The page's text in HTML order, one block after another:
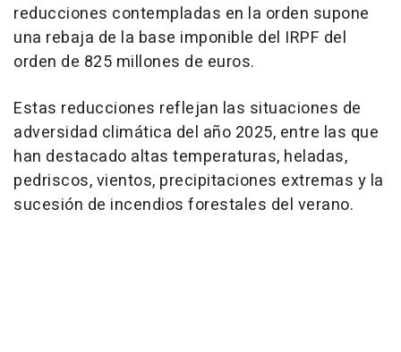
reducciones contempladas en la orden supone
una rebaja de la base imponible del IRPF del
orden de 825 millones de euros.
Estas reducciones reflejan las situaciones de
adversidad climática del año 2025, entre las que
han destacado altas temperaturas, heladas,
pedriscos, vientos, precipitaciones extremas y la
sucesión de incendios forestales del verano.